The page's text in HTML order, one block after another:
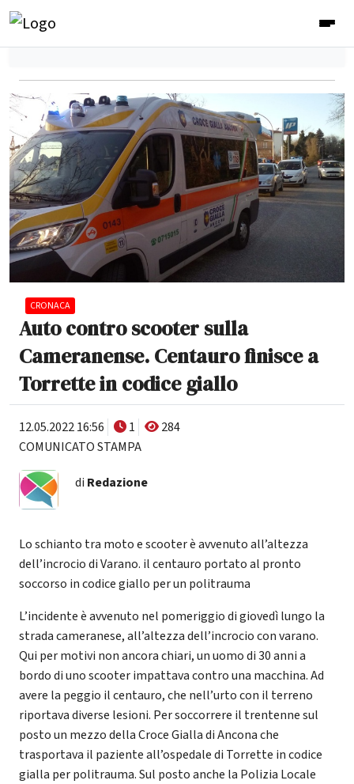
CRONACA
Auto contro scooter sulla
Cameranense. Centauro finisce a
Torrette in codice giallo
12.05.2022 16:56 1
284
COMUNICATO STAMPA
di Redazione
Lo schianto tra moto e scooter è avvenuto all’altezza
dell’incrocio di Varano. il centauro portato al pronto
soccorso in codice giallo per un politrauma
L’incidente è avvenuto nel pomeriggio di giovedì lungo la
strada cameranese, all’altezza dell’incrocio con varano.
Qui per motivi non ancora chiari, un uomo di 30 anni a
bordo di uno scooter impattava contro una macchina. Ad
avere la peggio il centauro, che nell’urto con il terreno
riportava diverse lesioni. Per soccorrere il trentenne sul
posto un mezzo della Croce Gialla di Ancona che
trasportava il paziente all’ospedale di Torrette in codice
gialla per politrauma. Sul posto anche la Polizia Locale